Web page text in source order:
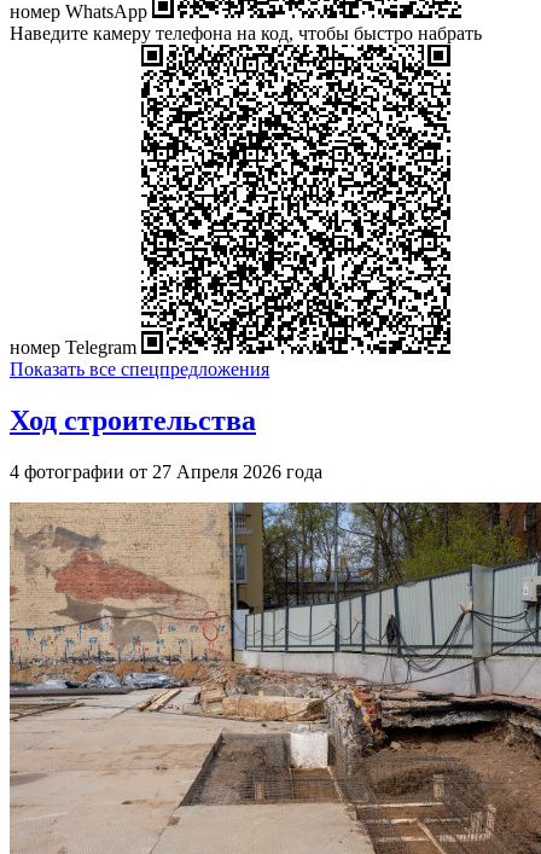
номер WhatsApp
Наведите камеру телефона на код, чтобы быстро набрать
номер Telegram
Показать все спецпредложения
Ход строительства
4 фотографии от 27 Апреля 2026 года